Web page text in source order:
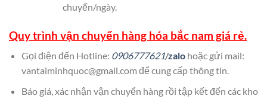
chuyến/ngày.
Quy trình vận chuyển hàng hóa bắc nam giá rẻ.
Gọi điện đến Hotline: 0906777621/zalo hoặc gửi mail:
vantaiminhquoc@gmail.com để cung cấp thông tin.
Báo giá, xác nhận vận chuyển hàng rồi tập kết đến các kho